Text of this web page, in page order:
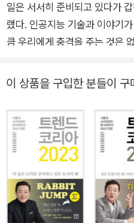
일은 서서히 준비되고 있다가
랬다. 인공지능 기술과 이야기
큼 우리에게 충격을 주는 것은
운 프로그래밍 언어는 영어”라
까 그냥 평상시의 말과 글로 이
것이다. 모든 학자들이, 모든 책
얘기하는 이 시점에서 『트렌
은 역량에 주목했다. 중요한 점
은 결과물을 평가할 수 없다. 그
채택할지 말지를 결정하는 것
저니가 아무리 환상적인 그림
이 상품을 구입한 분들이 구